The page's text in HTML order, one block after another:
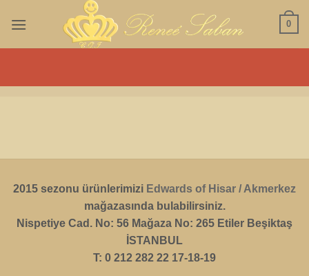
atla
0
2015 sezonu ürünlerimizi Edwards of Hisar / Akmerkez
mağazasında bulabilirsiniz.
Nispetiye Cad. No: 56 Mağaza No: 265 Etiler Beşiktaş
İSTANBUL
T: 0 212 282 22 17-18-19